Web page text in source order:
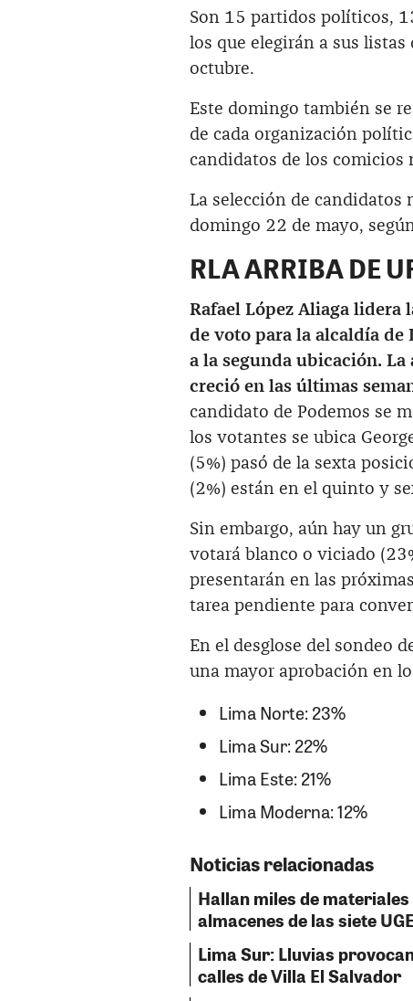
Son 15 partidos políticos,
los que elegirán a sus
octubre.
Este domingo también se
de cada organización
candidatos de los comicios
La selección de candidatos
domingo 22 de mayo,
RLA ARRIBA DE
Rafael López Aliaga lidera
de voto para la alcaldía
a la segunda ubicación.
creció en las últimas
candidato de Podemos se
los votantes se ubica
(5%) pasó de la sexta
(2%) están en el quinto y
Sin embargo, aún hay un
votará blanco o viciado
presentarán en las
tarea pendiente para
En el desglose del sondeo
una mayor aprobación en
Lima Norte: 23%
Lima Sur: 22%
Lima Este: 21%
Lima Moderna: 12%
Noticias relacionadas
Hallan miles de
almacenes de las siete
Lima Sur: Lluvias
calles de Villa El Salvador